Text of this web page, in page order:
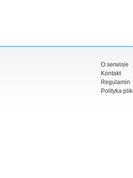
O serwisie
Kontakt
Regulamin
Polityka